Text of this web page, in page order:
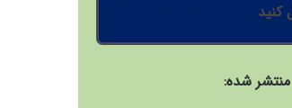
کنید
شده: